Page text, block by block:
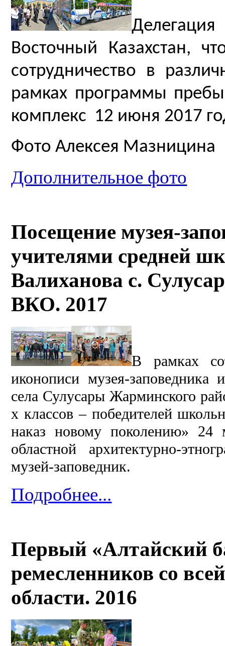
Восточный Казахстан,
сотрудничество в
рамках программы
комплекс 12 июня 2017
Фото Алексея Мазницина
Дополнительное фото
Посещение музея-
учителями средней
Валиханова с.
ВКО. 2017
В рамках
иконописи музея-
села Сулусары Жарминского
х классов – победителей
наказ новому поколению» 24
областной архитектурно-
музей-заповедник.
Подробнее...
Первый «Алтайский
ремесленников со
области. 2016